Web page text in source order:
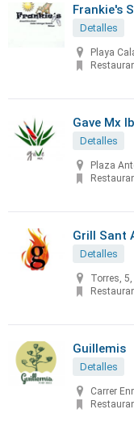
Frankie's
Detalles
Playa
Gave Mx
Detalles
Plaza
Grill Sant
Detalles
Torres,
Guillemis
Detalles
Carrer